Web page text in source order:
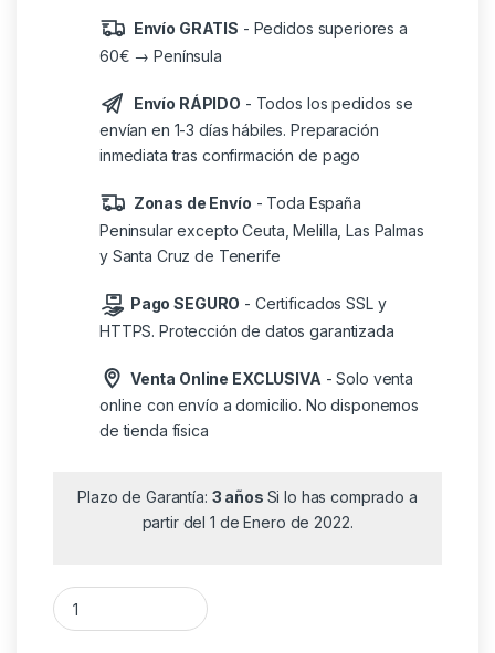
Envío GRATIS - Pedidos superiores a
60€ → Península
Envío RÁPIDO - Todos los pedidos se
envían en 1-3 días hábiles. Preparación
inmediata tras confirmación de pago
Zonas de Envío - Toda España
Peninsular excepto Ceuta, Melilla, Las Palmas
y Santa Cruz de Tenerife
Pago SEGURO - Certificados SSL y
HTTPS. Protección de datos garantizada
Venta Online EXCLUSIVA - Solo venta
online con envío a domicilio. No disponemos
de tienda física
Plazo de Garantía: 3 años Si lo has comprado a
partir del 1 de Enero de 2022.
Funda Universal Impermeable para Smartphone Tech One